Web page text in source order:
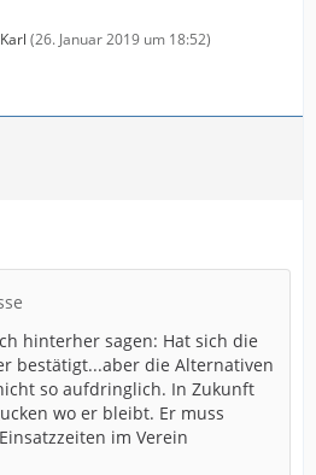
Karl (26. Januar 2019 um 18:52)
hinterher sagen: Hat sich die
bestätigt...aber die Alternativen
so aufdringlich. In Zukunft
wo er bleibt. Er muss
im Verein